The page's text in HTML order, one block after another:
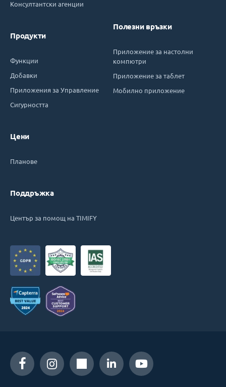
Консултантски агенции
Продукти
Функции
Добавки
Приложения за Управление
Сигурността
Цени
Планове
Поддръжка
Център за помощ на TIMIFY
Полезни връзки
Приложение за настолни
компютри
Приложение за таблет
Мобилно приложение